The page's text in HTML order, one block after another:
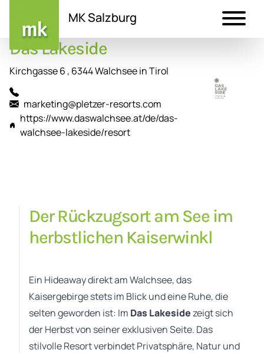
Inhalt
MK Salzburg
Das Lakeside
Kirchgasse 6 , 6344 Walchsee in Tirol
marketing@pletzer-resorts.com
https://www.daswalchsee.at/de/das-
walchsee-lakeside/resort
Der Rückzugsort am See im
herbstlichen Kaiserwinkl
Ein Hideaway direkt am Walchsee, das
Kaisergebirge stets im Blick und eine Ruhe, die
selten geworden ist: Im Das Lakesidezeigt sich
der Herbst von seiner exklusiven Seite. Das
stilvolle Resort verbindet Privatsphäre, Natur und